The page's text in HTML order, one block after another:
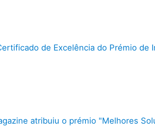
de Excelência do Prémio de
atribuiu o prémio "Melhores